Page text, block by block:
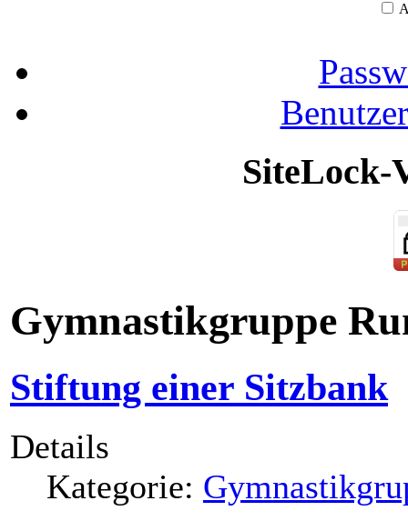
SiteLock-
Gymnastikgruppe
Stiftung einer Sitzbank
Details
Kategorie: